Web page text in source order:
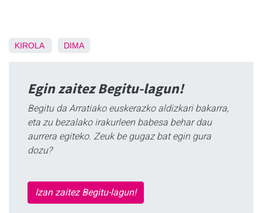
KIROLA DIMA
Egin zaitez Begitu-lagun!
Begitu da Arratiako euskerazko aldizkari bakarra,
eta zu bezalako irakurleen babesa behar dau
aurrera egiteko. Zeuk be gugaz bat egin gura
dozu?
Izan zaitez Begitu-lagun!